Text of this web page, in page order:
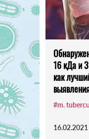
16 кДа и
как
#m.
16.02.2021